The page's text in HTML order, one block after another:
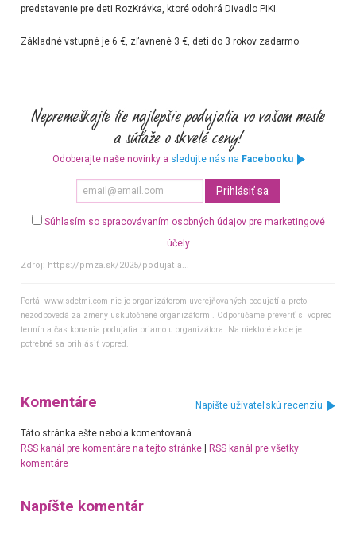
predstavenie pre deti RozKrávka, ktoré odohrá Divadlo PIKI.
Základné vstupné je 6 €, zľavnené 3 €, deti do 3 rokov zadarmo.
Odoberajte naše novinky a sledujte nás na Facebooku
Súhlasím so spracovávaním osobných údajov pre marketingové
účely
Zdroj: https://pmza.sk/2025/podujatia...
Portál www.sdetmi.com nie je organizátorom uverejňovaných podujatí a preto
nezodpovedá za zmeny uskutočnené organizátormi. Odporúčame preveriť si vopred
termín a čas konania podujatia priamo u organizátora. Na niektoré akcie je
potrebné sa prihlásiť vopred.
Komentáre Napíšte užívateľskú recenziu
Táto stránka ešte nebola komentovaná.
RSS kanál pre komentáre na tejto stránke|
RSS kanál pre všetky
komentáre
Napíšte komentár